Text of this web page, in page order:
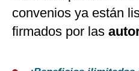
convenios ya están
firmados por las